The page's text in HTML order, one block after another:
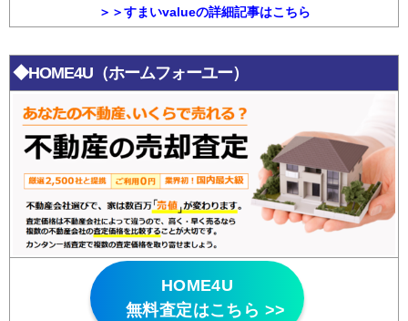
＞＞すまいvalueの詳細記事はこちら
◆HOME4U（ホームフォーユー）
HOME4U
無料査定はこちら >>